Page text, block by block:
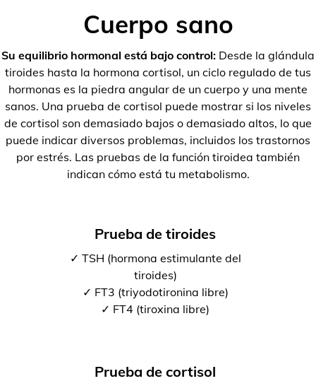
Cuerpo sano
Su equilibrio hormonal está bajo control: Desde la glándula
tiroides hasta la hormona cortisol, un ciclo regulado de tus
hormonas es la piedra angular de un cuerpo y una mente
sanos. Una prueba de cortisol puede mostrar si los niveles
de cortisol son demasiado bajos o demasiado altos, lo que
puede indicar diversos problemas, incluidos los trastornos
por estrés. Las pruebas de la función tiroidea también
indican cómo está tu metabolismo.
Prueba de tiroides
✓ TSH (hormona estimulante del
tiroides)
✓ FT3 (triyodotironina libre)
✓ FT4 (tiroxina libre)
Prueba de cortisol